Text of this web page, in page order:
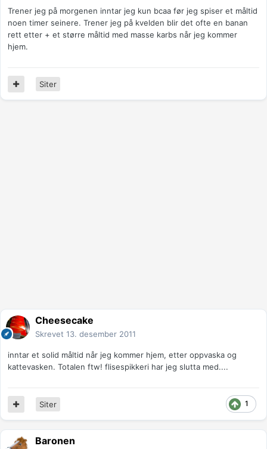
Trener jeg på morgenen inntar jeg kun bcaa før jeg spiser et måltid
noen timer seinere. Trener jeg på kvelden blir det ofte en banan
rett etter + et større måltid med masse karbs når jeg kommer
hjem.
Siter
Cheesecake
Skrevet 13. desember 2011
inntar et solid måltid når jeg kommer hjem, etter oppvaska og
kattevasken. Totalen ftw! flisespikkeri har jeg slutta med....
1
Siter
Baronen